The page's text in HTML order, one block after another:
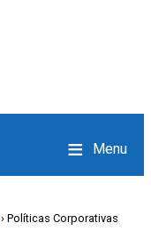
≡ Menu
› Políticas Corporativas